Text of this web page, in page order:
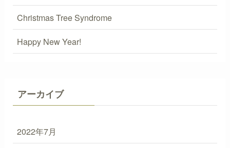
Christmas Tree Syndrome
Happy New Year!
アーカイブ
2022年7月